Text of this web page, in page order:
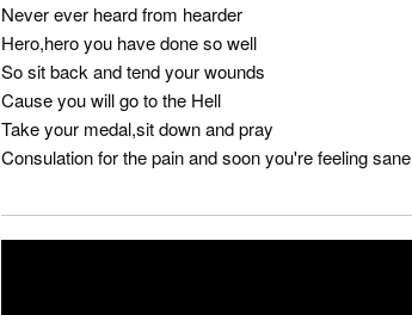
Never ever heard from hearder
Hero,hero you have done so well
So sit back and tend your wounds
Cause you will go to the Hell
Take your medal,sit down and pray
Consulation for the pain and soon you're feeling sane